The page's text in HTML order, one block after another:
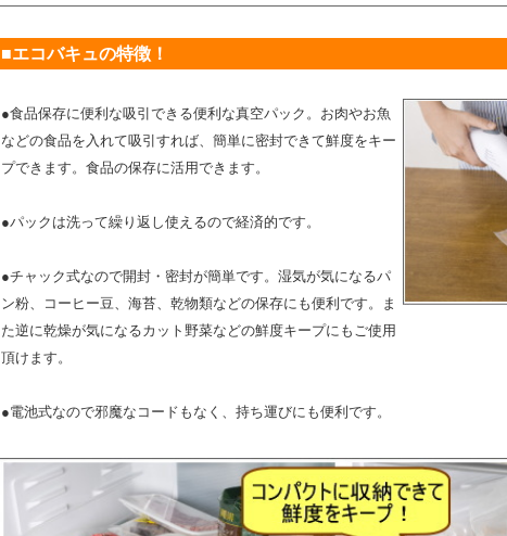
■エコバキュの特徴！
●食品保存に便利な吸引できる便利な真空パック。お肉やお魚
などの食品を入れて吸引すれば、簡単に密封できて鮮度をキー
プできます。食品の保存に活用できます。
●パックは洗って繰り返し使えるので経済的です。
●チャック式なので開封・密封が簡単です。湿気が気になるパ
ン粉、コーヒー豆、海苔、乾物類などの保存にも便利です。ま
た逆に乾燥が気になるカット野菜などの鮮度キープにもご使用
頂けます。
●電池式なので邪魔なコードもなく、持ち運びにも便利です。